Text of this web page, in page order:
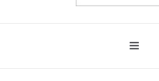
น้ำหอมกัลยา
น้ำหอมกัลยา น้ำหอมแท้แบรนด์ไทย คุณภาพยุโรป